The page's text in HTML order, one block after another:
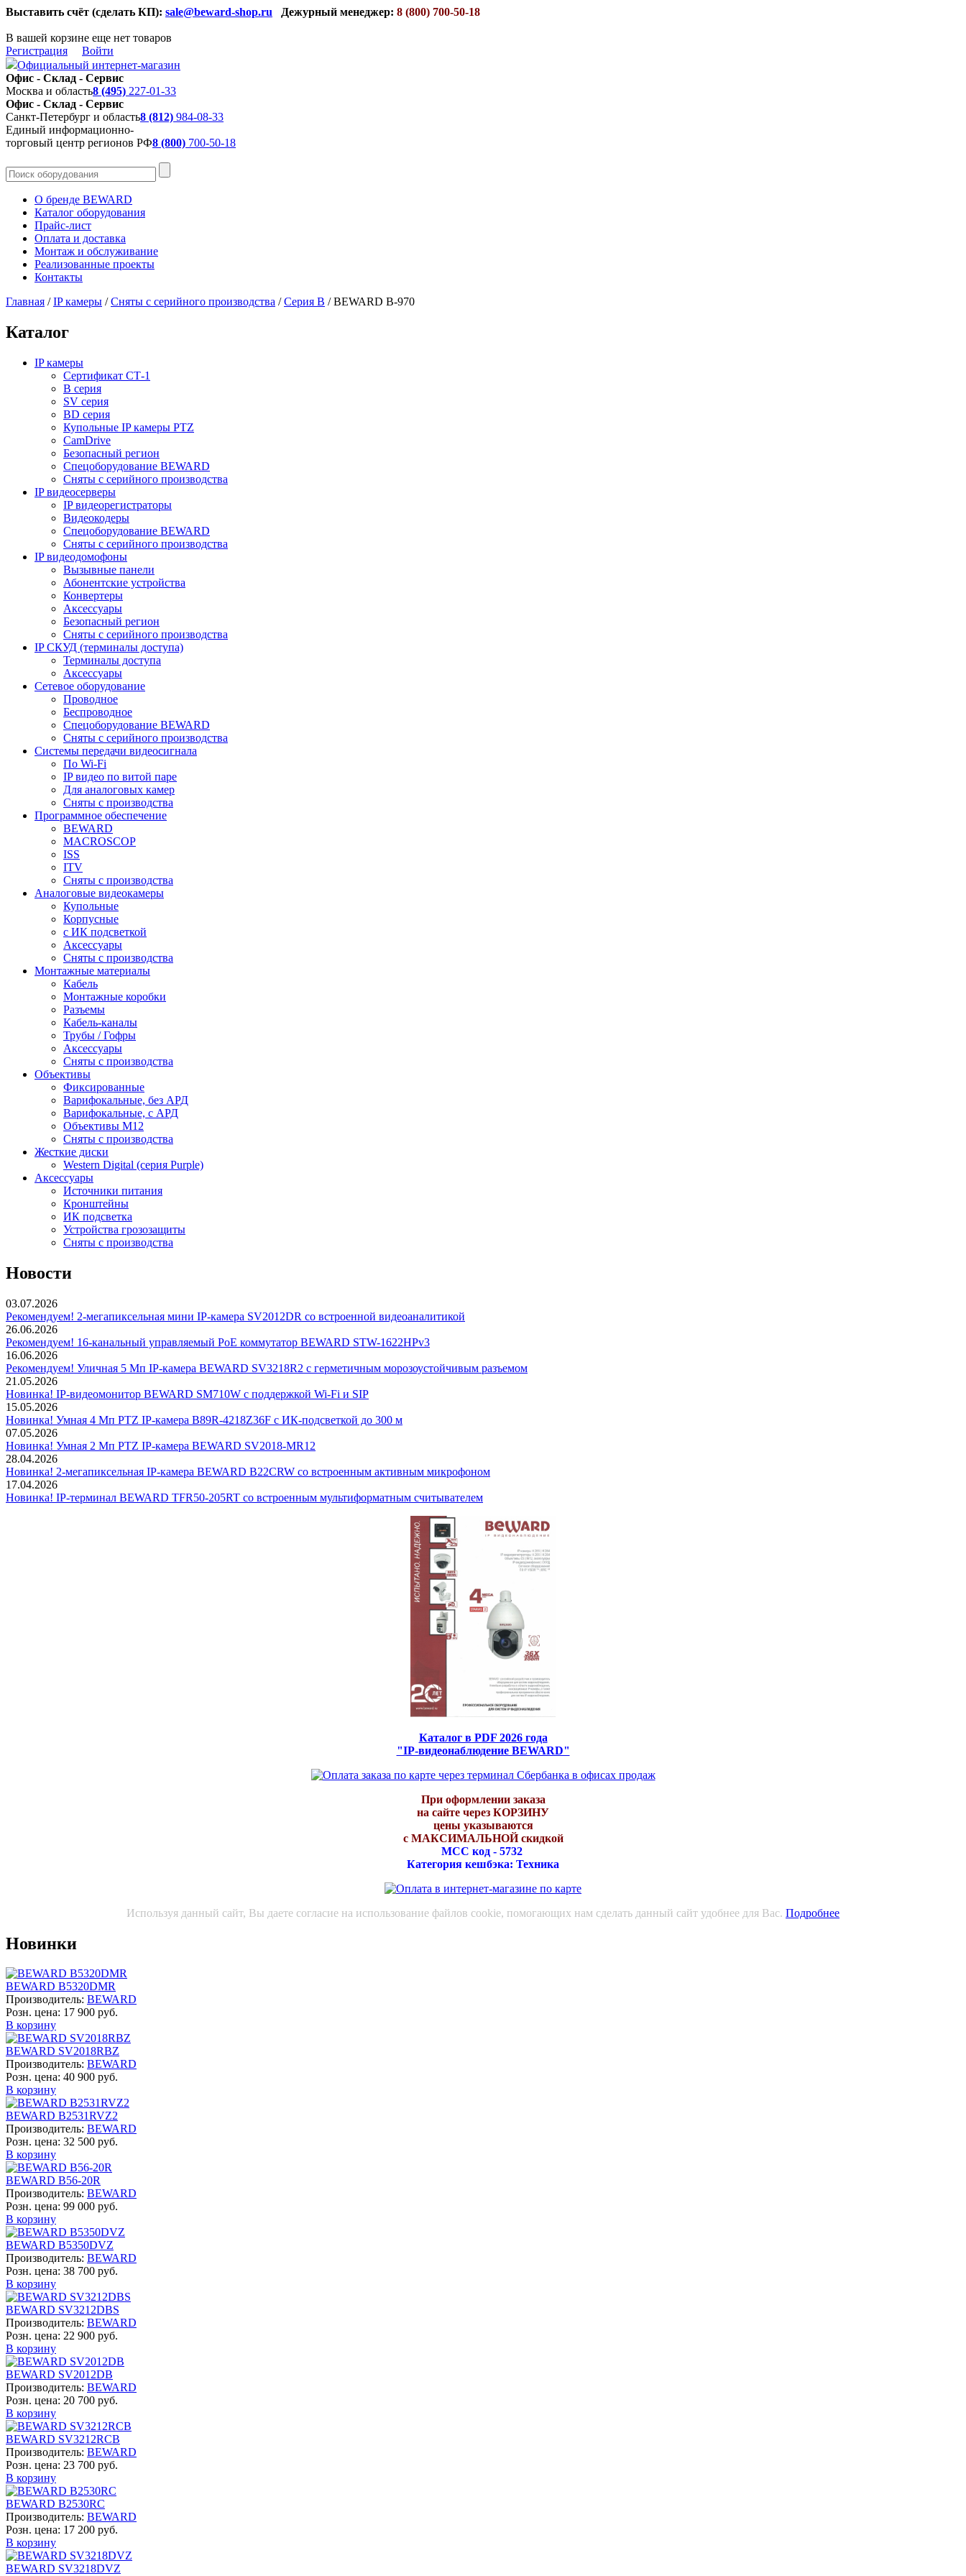
Выставить счёт (сделать КП): sale@beward-shop.ru Дежурный менеджер: 8 (800) 700-50-18
В вашей корзине еще нет товаров
Регистрация
Войти
Официальный интернет-магазин
Офис - Склад - Сервис
Москва и область8 (495) 227-01-33
Офис - Склад - Сервис
Санкт-Петербург и область8 (812) 984-08-33
Единый информационно-
торговый центр регионов РФ8 (800) 700-50-18
О бренде BEWARD
Каталог оборудования
Прайс-лист
Оплата и доставка
Монтаж и обслуживание
Реализованные проекты
Контакты
Главная /IP камеры /Сняты с серийного производства /Серия B /BEWARD B-970
Каталог
IP камеры
Сертификат СТ-1
B серия
SV серия
BD серия
Купольные IP камеры PTZ
CamDrive
Безопасный регион
Спецоборудование BEWARD
Сняты с серийного производства
IP видеосерверы
IP видеорегистраторы
Видеокодеры
Спецоборудование BEWARD
Сняты с серийного производства
IP видеодомофоны
Вызывные панели
Абонентские устройства
Конвертеры
Аксессуары
Безопасный регион
Сняты с серийного производства
IP СКУД (терминалы доступа)
Терминалы доступа
Аксессуары
Сетевое оборудование
Проводное
Беспроводное
Спецоборудование BEWARD
Сняты с серийного производства
Системы передачи видеосигнала
По Wi-Fi
IP видео по витой паре
Для аналоговых камер
Сняты с производства
Программное обеспечение
BEWARD
MACROSCOP
ISS
ITV
Сняты с производства
Аналоговые видеокамеры
Купольные
Корпусные
c ИК подсветкой
Аксессуары
Сняты с производства
Монтажные материалы
Кабель
Монтажные коробки
Разъемы
Кабель-каналы
Трубы / Гофры
Аксессуары
Сняты с производства
Объективы
Фиксированные
Варифокальные, без АРД
Варифокальные, с АРД
Объективы M12
Сняты с производства
Жесткие диски
Western Digital (серия Purple)
Аксессуары
Источники питания
Кронштейны
ИК подсветка
Устройства грозозащиты
Сняты с производства
Новости
03.07.2026
Рекомендуем! 2-мегапиксельная мини IP-камера SV2012DR со встроенной видеоаналитикой
26.06.2026
Рекомендуем! 16-канальный управляемый PoE коммутатор BEWARD STW-1622HPv3
16.06.2026
Рекомендуем! Уличная 5 Мп IP-камера BEWARD SV3218R2 с герметичным морозоустойчивым разъемом
21.05.2026
Новинка! IP-видеомонитор BEWARD SM710W с поддержкой Wi-Fi и SIP
15.05.2026
Новинка! Умная 4 Мп PTZ IP-камера B89R-4218Z36F с ИК-подсветкой до 300 м
07.05.2026
Новинка! Умная 2 Мп PTZ IP-камера BEWARD SV2018-MR12
28.04.2026
Новинка! 2-мегапиксельная IP-камера BEWARD B22CRW со встроенным активным микрофоном
17.04.2026
Новинка! IP-терминал BEWARD TFR50-205RT со встроенным мультиформатным считывателем
Каталог в PDF 2026 года
"IP-видеонаблюдение BEWARD"
При оформлении заказа
на сайте через КОРЗИНУ
цены указываются
с МАКСИМАЛЬНОЙ скидкой
МСС код - 5732
Категория кешбэка: Техника
Используя данный сайт, Вы даете согласие на использование файлов cookie, помогающих нам сделать данный сайт удобнее для Вас. Подробнее
Новинки
BEWARD B5320DMR
Производитель: BEWARD
Розн. цена: 17 900 руб.
В корзину
BEWARD SV2018RBZ
Производитель: BEWARD
Розн. цена: 40 900 руб.
В корзину
BEWARD B2531RVZ2
Производитель: BEWARD
Розн. цена: 32 500 руб.
В корзину
BEWARD B56-20R
Производитель: BEWARD
Розн. цена: 99 000 руб.
В корзину
BEWARD B5350DVZ
Производитель: BEWARD
Розн. цена: 38 700 руб.
В корзину
BEWARD SV3212DBS
Производитель: BEWARD
Розн. цена: 22 900 руб.
В корзину
BEWARD SV2012DB
Производитель: BEWARD
Розн. цена: 20 700 руб.
В корзину
BEWARD SV3212RCB
Производитель: BEWARD
Розн. цена: 23 700 руб.
В корзину
BEWARD B2530RC
Производитель: BEWARD
Розн. цена: 17 200 руб.
В корзину
BEWARD SV3218DVZ